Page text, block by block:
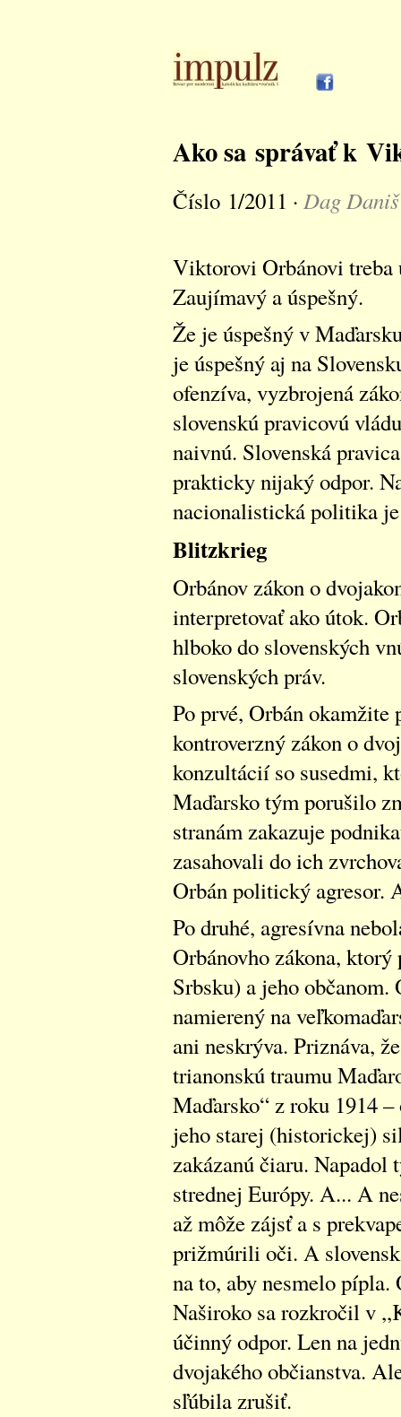
Ako sa správať k
Číslo 1/2011 · Dag Daniš
Viktorovi Orbánovi
Zaujímavý a úspešný.
Že je úspešný v
je úspešný aj na
ofenzíva, vyzbrojená
slovenskú pravicovú
naivnú. Slovenská
prakticky nijaký odpor.
nacionalistická politika je
Blitzkrieg
Orbánov zákon o
interpretovať ako útok.
hlboko do slovenských
slovenských práv.
Po prvé, Orbán
kontroverzný zákon o
konzultácií so susedmi,
Maďarsko tým porušilo
stranám zakazuje
zasahovali do ich
Orbán politický agresor.
Po druhé, agresívna
Orbánovho zákona,
Srbsku) a jeho občanom.
namierený na
ani neskrýva. Priznáva,
trianonskú traumu
Maďarsko“ z roku 1914
jeho starej (historickej)
zakázanú čiaru. Napadol
strednej Európy. A... A
až môže zájsť a s
prižmúrili oči. A
na to, aby nesmelo pípla.
Naširoko sa rozkročil v
účinný odpor. Len na
dvojakého občianstva.
sľúbila zrušiť.